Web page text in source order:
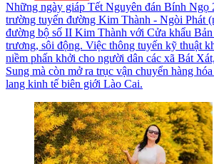
Những ngày giáp Tết Nguyên đán Bính Ngọ
trường tuyến đường Kim Thành - Ngòi Phát
đường bộ số II Kim Thành với Cửa khẩu
trương, sôi động. Việc thông tuyến kỹ thuật
niềm phấn khởi cho người dân các xã Bát
Sung mà còn mở ra trục vận chuyển hàng
lang kinh tế biên giới Lào Cai.